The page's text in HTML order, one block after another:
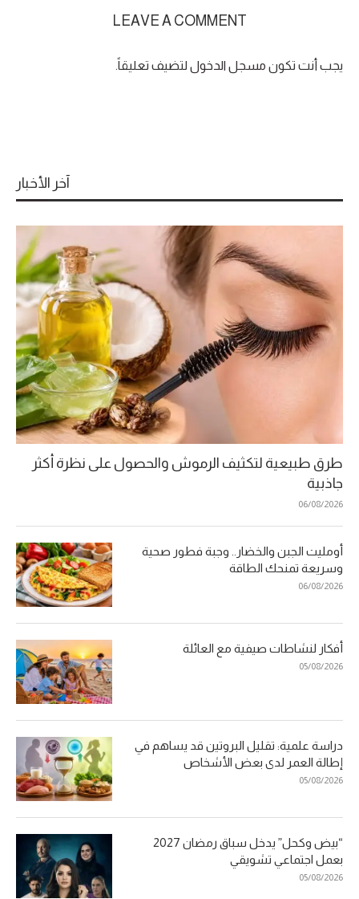
LEAVE A COMMENT
يجب أنت تكون مسجل الدخول لتضيف تعليقاً.
آخر الأخبار
طرق طبيعية لتكثيف الرموش والحصول على نظرة أكثر
جاذبية
06/08/2026
أومليت الجبن والخضار.. وجبة فطور صحية
وسريعة تمنحك الطاقة
06/08/2026
أفكار لنشاطات صيفية مع العائلة
05/08/2026
دراسة علمية: تقليل البروتين قد يساهم في
إطالة العمر لدى بعض الأشخاص
05/08/2026
“بيض وكحل” يدخل سباق رمضان 2027
بعمل اجتماعي تشويقي
05/08/2026